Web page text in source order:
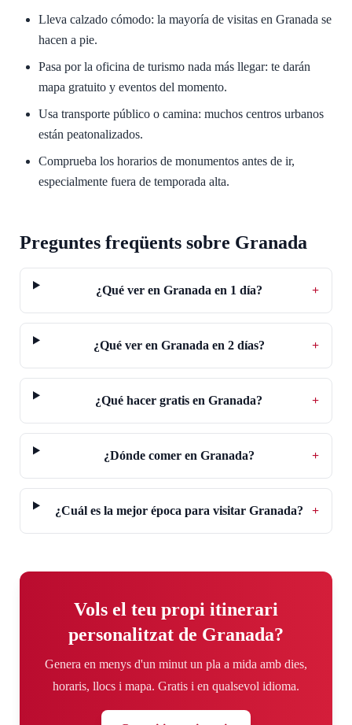
Lleva calzado cómodo: la mayoría de visitas en Granada se
hacen a pie.
Pasa por la oficina de turismo nada más llegar: te darán
mapa gratuito y eventos del momento.
Usa transporte público o camina: muchos centros urbanos
están peatonalizados.
Comprueba los horarios de monumentos antes de ir,
especialmente fuera de temporada alta.
Preguntes freqüents sobre Granada
¿Qué ver en Granada en 1 día? +
¿Qué ver en Granada en 2 días? +
¿Qué hacer gratis en Granada? +
¿Dónde comer en Granada? +
¿Cuál es la mejor época para visitar Granada? +
Vols el teu propi itinerari
personalitzat de Granada?
Genera en menys d'un minut un pla a mida amb dies,
horaris, llocs i mapa. Gratis i en qualsevol idioma.